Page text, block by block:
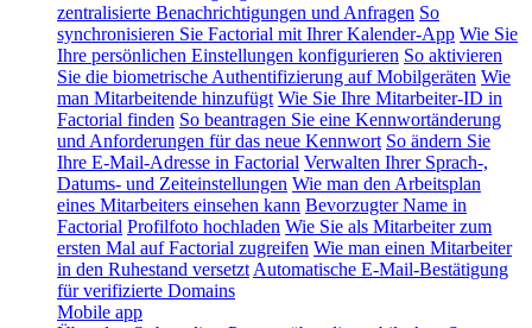
zentralisierte Benachrichtigungen und Anfragen So
synchronisieren Sie Factorial mit Ihrer Kalender-App Wie Sie
Ihre persönlichen Einstellungen konfigurieren So aktivieren
Sie die biometrische Authentifizierung auf Mobilgeräten Wie
man Mitarbeitende hinzufügt Wie Sie Ihre Mitarbeiter-ID in
Factorial finden So beantragen Sie eine Kennwortänderung
und Anforderungen für das neue Kennwort So ändern Sie
Ihre E-Mail-Adresse in Factorial Verwalten Ihrer Sprach-,
Datums- und Zeiteinstellungen Wie man den Arbeitsplan
eines Mitarbeiters einsehen kann Bevorzugter Name in
Factorial Profilfoto hochladen Wie Sie als Mitarbeiter zum
ersten Mal auf Factorial zugreifen Wie man einen Mitarbeiter
in den Ruhestand versetzt Automatische E-Mail-Bestätigung
für verifizierte Domains
Mobile app